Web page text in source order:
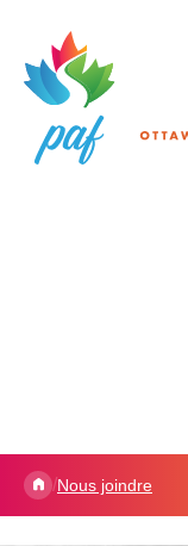
/Nous joindre